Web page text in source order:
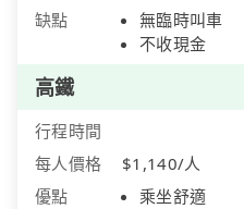
缺點
無臨時叫車
不收現金
高鐵
行程時間
每人價格
$1,140/人
優點
乘坐舒適